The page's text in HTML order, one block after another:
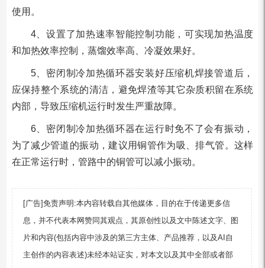
使用。
4、设置了加热速率智能控制功能，可实现加热温度
和加热效率控制，蒸馏效率高、冷凝效果好。
5、密闭制冷加热循环器安装好压缩机焊接管道后，
应保持整个系统的清洁，避免焊渣等其它杂质积留在系统
内部，导致压缩机运行时发生严重故障。
6、密闭制冷加热循环器在运行时免不了会有振动，
为了减少管道的振动，建议用铜管作为吸、排气管。这样
在正常运行时，管路中的铜管可以减小振动。
[广告]免责声明:本内容转载自其他媒体，目的在于传递更多信
息，并不代表本网赞同其观点，其原创性以及文中陈述文字、图
片和内容(包括内容中涉及的第三方主体、产品推荐，以及AI自
主创作的内容表述)未经本站证实，对本文以及其中全部或者部